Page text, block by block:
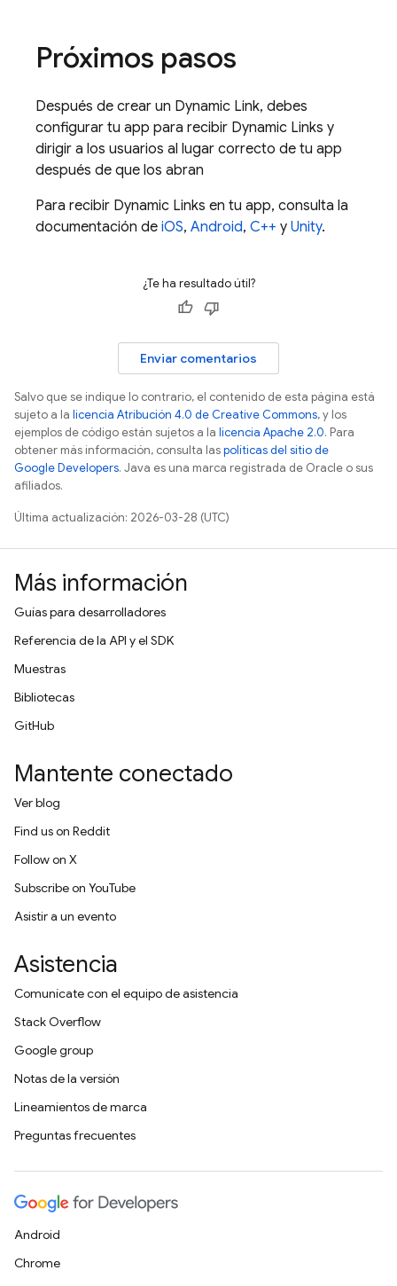
Próximos pasos
Después de crear un Dynamic Link, debes
configurar tu app para recibir Dynamic Links y
dirigir a los usuarios al lugar correcto de tu app
después de que los abran
Para recibir Dynamic Links en tu app, consulta la
documentación de iOS, Android, C++ y Unity.
¿Te ha resultado útil?
Enviar comentarios
Salvo que se indique lo contrario, el contenido de esta página está
sujeto a la licencia Atribución 4.0 de Creative Commons, y los
ejemplos de código están sujetos a la licencia Apache 2.0. Para
obtener más información, consulta laspolíticas del sitio de
Google Developers. Java es una marca registrada de Oracle o sus
afiliados.
Última actualización: 2026-03-28 (UTC)
Más información
Guías para desarrolladores
Referencia de la API y el SDK
Muestras
Bibliotecas
GitHub
Mantente conectado
Ver blog
Find us on Reddit
Follow on X
Subscribe on YouTube
Asistir a un evento
Asistencia
Comunícate con el equipo de asistencia
Stack Overflow
Google group
Notas de la versión
Lineamientos de marca
Preguntas frecuentes
Android
Chrome